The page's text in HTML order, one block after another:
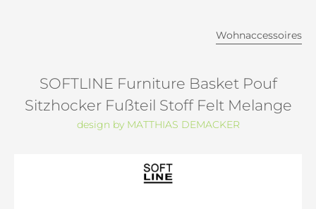
Wohnaccessoires
SOFTLINE Furniture Basket Pouf
Sitzhocker Fußteil Stoff Felt Melange
design by MATTHIAS DEMACKER